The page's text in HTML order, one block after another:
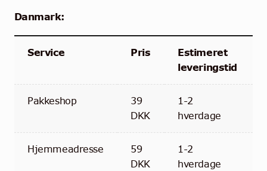
Kontakt
Danmark:
Service Pris
Estimeret
leveringstid
Pakkeshop
39
DKK
1-2
hverdage
Hjemmeadresse
59
DKK
1-2
hverdage